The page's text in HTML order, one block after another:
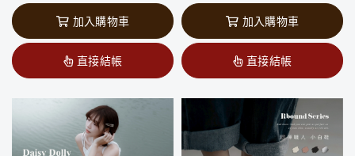
加入購物車
直接結帳
加入購物車
直接結帳